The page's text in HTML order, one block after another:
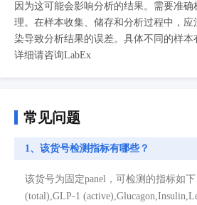
因为这可能会影响分析的结果。需要准
理。在样本收集、储存和分析过程中，
染导致分析结果的误差。具体不同的样本
详细请咨询LabEx
常见问题
1、该货号检测指标有哪些？
该货号为固定panel，可检测的指标如下
(total),GLP-1